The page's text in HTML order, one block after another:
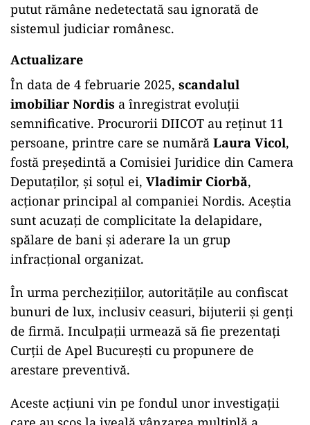
putut rămâne nedetectată sau ignorată de
sistemul judiciar românesc.
Actualizare
În data de 4 februarie 2025, scandalul
imobiliar Nordis a înregistrat evoluții
semnificative. Procurorii DIICOT au reținut 11
persoane, printre care se numără Laura Vicol,
fostă președintă a Comisiei Juridice din Camera
Deputaților, și soțul ei, Vladimir Ciorbă,
acționar principal al companiei Nordis. Aceștia
sunt acuzați de complicitate la delapidare,
spălare de bani și aderare la un grup
infracțional organizat.
În urma perchezițiilor, autoritățile au confiscat
bunuri de lux, inclusiv ceasuri, bijuterii și genți
de firmă. Inculpații urmează să fie prezentați
Curții de Apel București cu propunere de
arestare preventivă.
Aceste acțiuni vin pe fondul unor investigații